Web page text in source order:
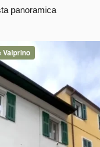
panoramica